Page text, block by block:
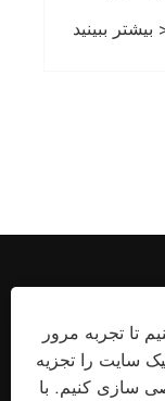
>>
درباره ما
تا تجربه مرور
سایت را تجزیه
سازی کنیم. با